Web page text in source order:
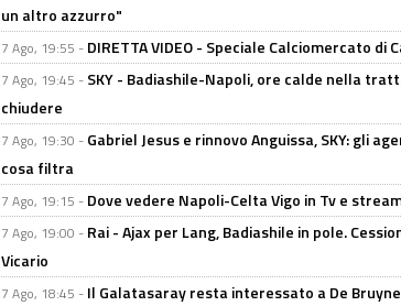
un altro azzurro"
7 Ago, 19:55 - DIRETTA VIDEO - Speciale Calciomercato di
7 Ago, 19:45 - SKY - Badiashile-Napoli, ore calde nella
chiudere
7 Ago, 19:30 - Gabriel Jesus e rinnovo Anguissa, SKY: gli
cosa filtra
7 Ago, 19:15 - Dove vedere Napoli-Celta Vigo in Tv e
7 Ago, 19:00 - Rai - Ajax per Lang, Badiashile in pole.
Vicario
7 Ago, 18:45 - Il Galatasaray resta interessato a De